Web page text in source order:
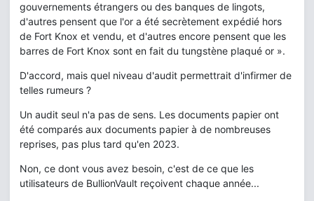
gouvernements étrangers ou des banques de lingots,
d'autres pensent que l'or a été secrètement expédié hors
de Fort Knox et vendu, et d'autres encore pensent que les
barres de Fort Knox sont en fait du tungstène plaqué or ».
D'accord, mais quel niveau d'audit permettrait d'infirmer de
telles rumeurs ?
Un audit seul n'a pas de sens. Les documents papier ont
été comparés aux documents papier à de nombreuses
reprises, pas plus tard qu'en 2023.
Non, ce dont vous avez besoin, c'est de ce que les
utilisateurs de BullionVault reçoivent chaque année...